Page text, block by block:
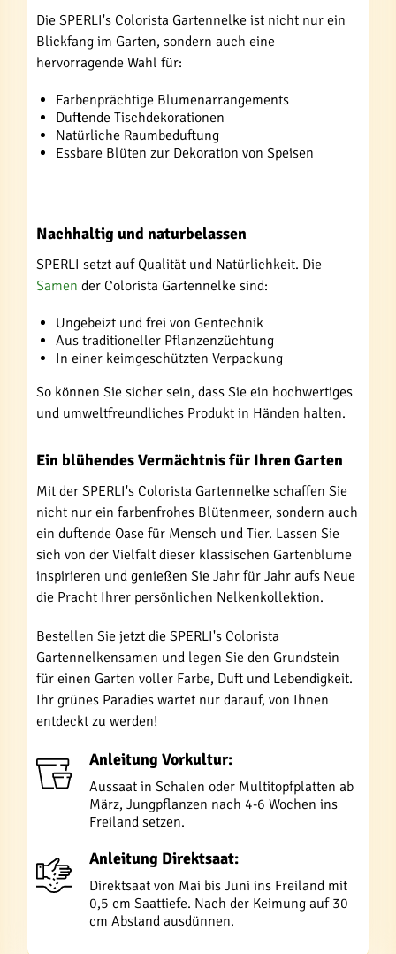
Die SPERLI's Colorista Gartennelke ist nicht nur ein
Blickfang im Garten, sondern auch eine
hervorragende Wahl für:
Farbenprächtige Blumenarrangements
Duftende Tischdekorationen
Natürliche Raumbeduftung
Essbare Blüten zur Dekoration von Speisen
Nachhaltig und naturbelassen
SPERLI setzt auf Qualität und Natürlichkeit. Die
Samen der Colorista Gartennelke sind:
Ungebeizt und frei von Gentechnik
Aus traditioneller Pflanzenzüchtung
In einer keimgeschützten Verpackung
So können Sie sicher sein, dass Sie ein hochwertiges
und umweltfreundliches Produkt in Händen halten.
Ein blühendes Vermächtnis für Ihren Garten
Mit der SPERLI's Colorista Gartennelke schaffen Sie
nicht nur ein farbenfrohes Blütenmeer, sondern auch
ein duftende Oase für Mensch und Tier. Lassen Sie
sich von der Vielfalt dieser klassischen Gartenblume
inspirieren und genießen Sie Jahr für Jahr aufs Neue
die Pracht Ihrer persönlichen Nelkenkollektion.
Bestellen Sie jetzt die SPERLI's Colorista
Gartennelkensamen und legen Sie den Grundstein
für einen Garten voller Farbe, Duft und Lebendigkeit.
Ihr grünes Paradies wartet nur darauf, von Ihnen
entdeckt zu werden!
Anleitung Vorkultur:
Aussaat in Schalen oder Multitopfplatten ab
März, Jungpflanzen nach 4-6 Wochen ins
Freiland setzen.
Anleitung Direktsaat:
Direktsaat von Mai bis Juni ins Freiland mit
0,5 cm Saattiefe. Nach der Keimung auf 30
cm Abstand ausdünnen.